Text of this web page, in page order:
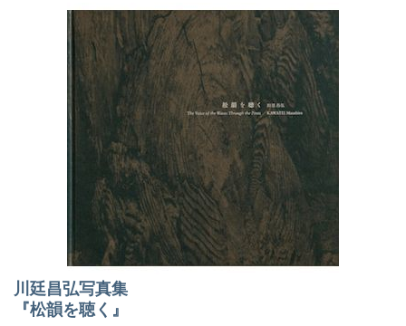
川廷昌弘写真集
『松韻を聴く』